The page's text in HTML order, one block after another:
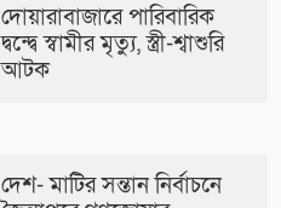
দোয়ারাবাজারে পারিবারিক
দ্বন্দ্বে স্বামীর মৃত্যু, স্ত্রী-শ্বাশুরি
আটক
দেশ- মাটির সন্তান নির্বাচনে